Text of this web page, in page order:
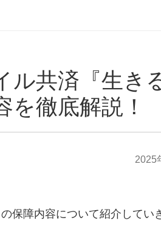
ル共済『生き
を徹底解説！
2025
保障内容について紹介してい